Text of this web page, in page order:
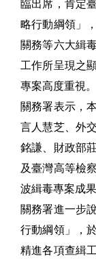
臨出席，肯定
略行動綱領」
關務等六大緝
工作所呈現之
專案高度重視。
關務署表示，
言人慧芝、外
銘謙、財政部
及臺灣高等檢
波緝毒專案成果
關務署進一步
行動綱領」，
精進各項查緝